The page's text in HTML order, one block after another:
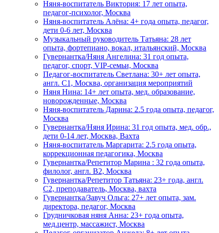
Няня-воспитатель Виктория: 17 лет опыта,
педагог-психолог, Москва
Няня-воспитатель Алёна: 4+ года опыта, педагог,
дети 0-6 лет, Москва
Музыкальный руководитель Татьяна: 28 лет
опыта, фортепиано, вокал, итальянский, Москва
Гувернантка/Няня Ангелина: 31 год опыта,
педагог, спорт, VIP-семьи, Москва
Педагог-воспитатель Светлана: 30+ лет опыта,
англ. C1, Москва, организация мероприятий
Няня Нина: 14+ лет опыта, мед. образование,
новорожденные, Москва
Няня-воспитатель Дарина: 2.5 года опыта, педагог,
Москва
Гувернантка/Няня Ирина: 31 год опыта, мед. обр.,
дети 0-14 лет, Москва, Вахта
Няня-воспитатель Маргарита: 2.5 года опыта,
коррекционная педагогика, Москва
Гувернантка/Репетитор Марина : 32 года опыта,
филолог, англ. B2, Москва
Гувернантка/Репетитор Татьяна: 23+ года, англ.
C2, преподаватель, Москва, вахта
Гувернантка/Завуч Ольга: 27+ лет опыта, зам.
директора, педагог, Москва
Грудничковая няня Анна: 23+ года опыта,
мед.центр, массажист, Москва